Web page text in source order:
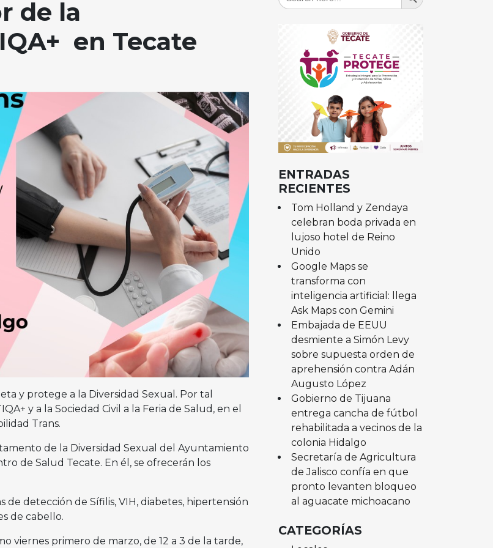
de la
en Tecate
y protege a la Diversidad Sexual. Por tal
y a la Sociedad Civil a la Feria de Salud, en el
Trans.
de la Diversidad Sexual del Ayuntamiento
de Salud Tecate. En él, se ofrecerán los
de detección de Sífilis, VIH, diabetes, hipertensión
de cabello.
viernes primero de marzo, de 12 a 3 de la tarde,
ENTRADAS
RECIENTES
Tom Holland y Zendaya
celebran boda privada en
lujoso hotel de Reino
Unido
Google Maps se
transforma con
inteligencia artificial: llega
Ask Maps con Gemini
Embajada de EEUU
desmiente a Simón Levy
sobre supuesta orden de
aprehensión contra Adán
Augusto López
Gobierno de Tijuana
entrega cancha de fútbol
rehabilitada a vecinos de la
colonia Hidalgo
Secretaría de Agricultura
de Jalisco confía en que
pronto levanten bloqueo
al aguacate michoacano
CATEGORÍAS